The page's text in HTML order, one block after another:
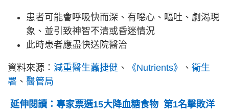
患者可能會呼吸快而深、有噁心、嘔吐、劇渴現
象、並引致神智不清或昏迷情況
此時患者應盡快送院醫治
資料來源： 減重醫生蕭捷健 、 《Nutrients》 、 衞生
署 、 醫管局
延伸閱讀：專家票選15大降血糖食物 第1名擊敗洋